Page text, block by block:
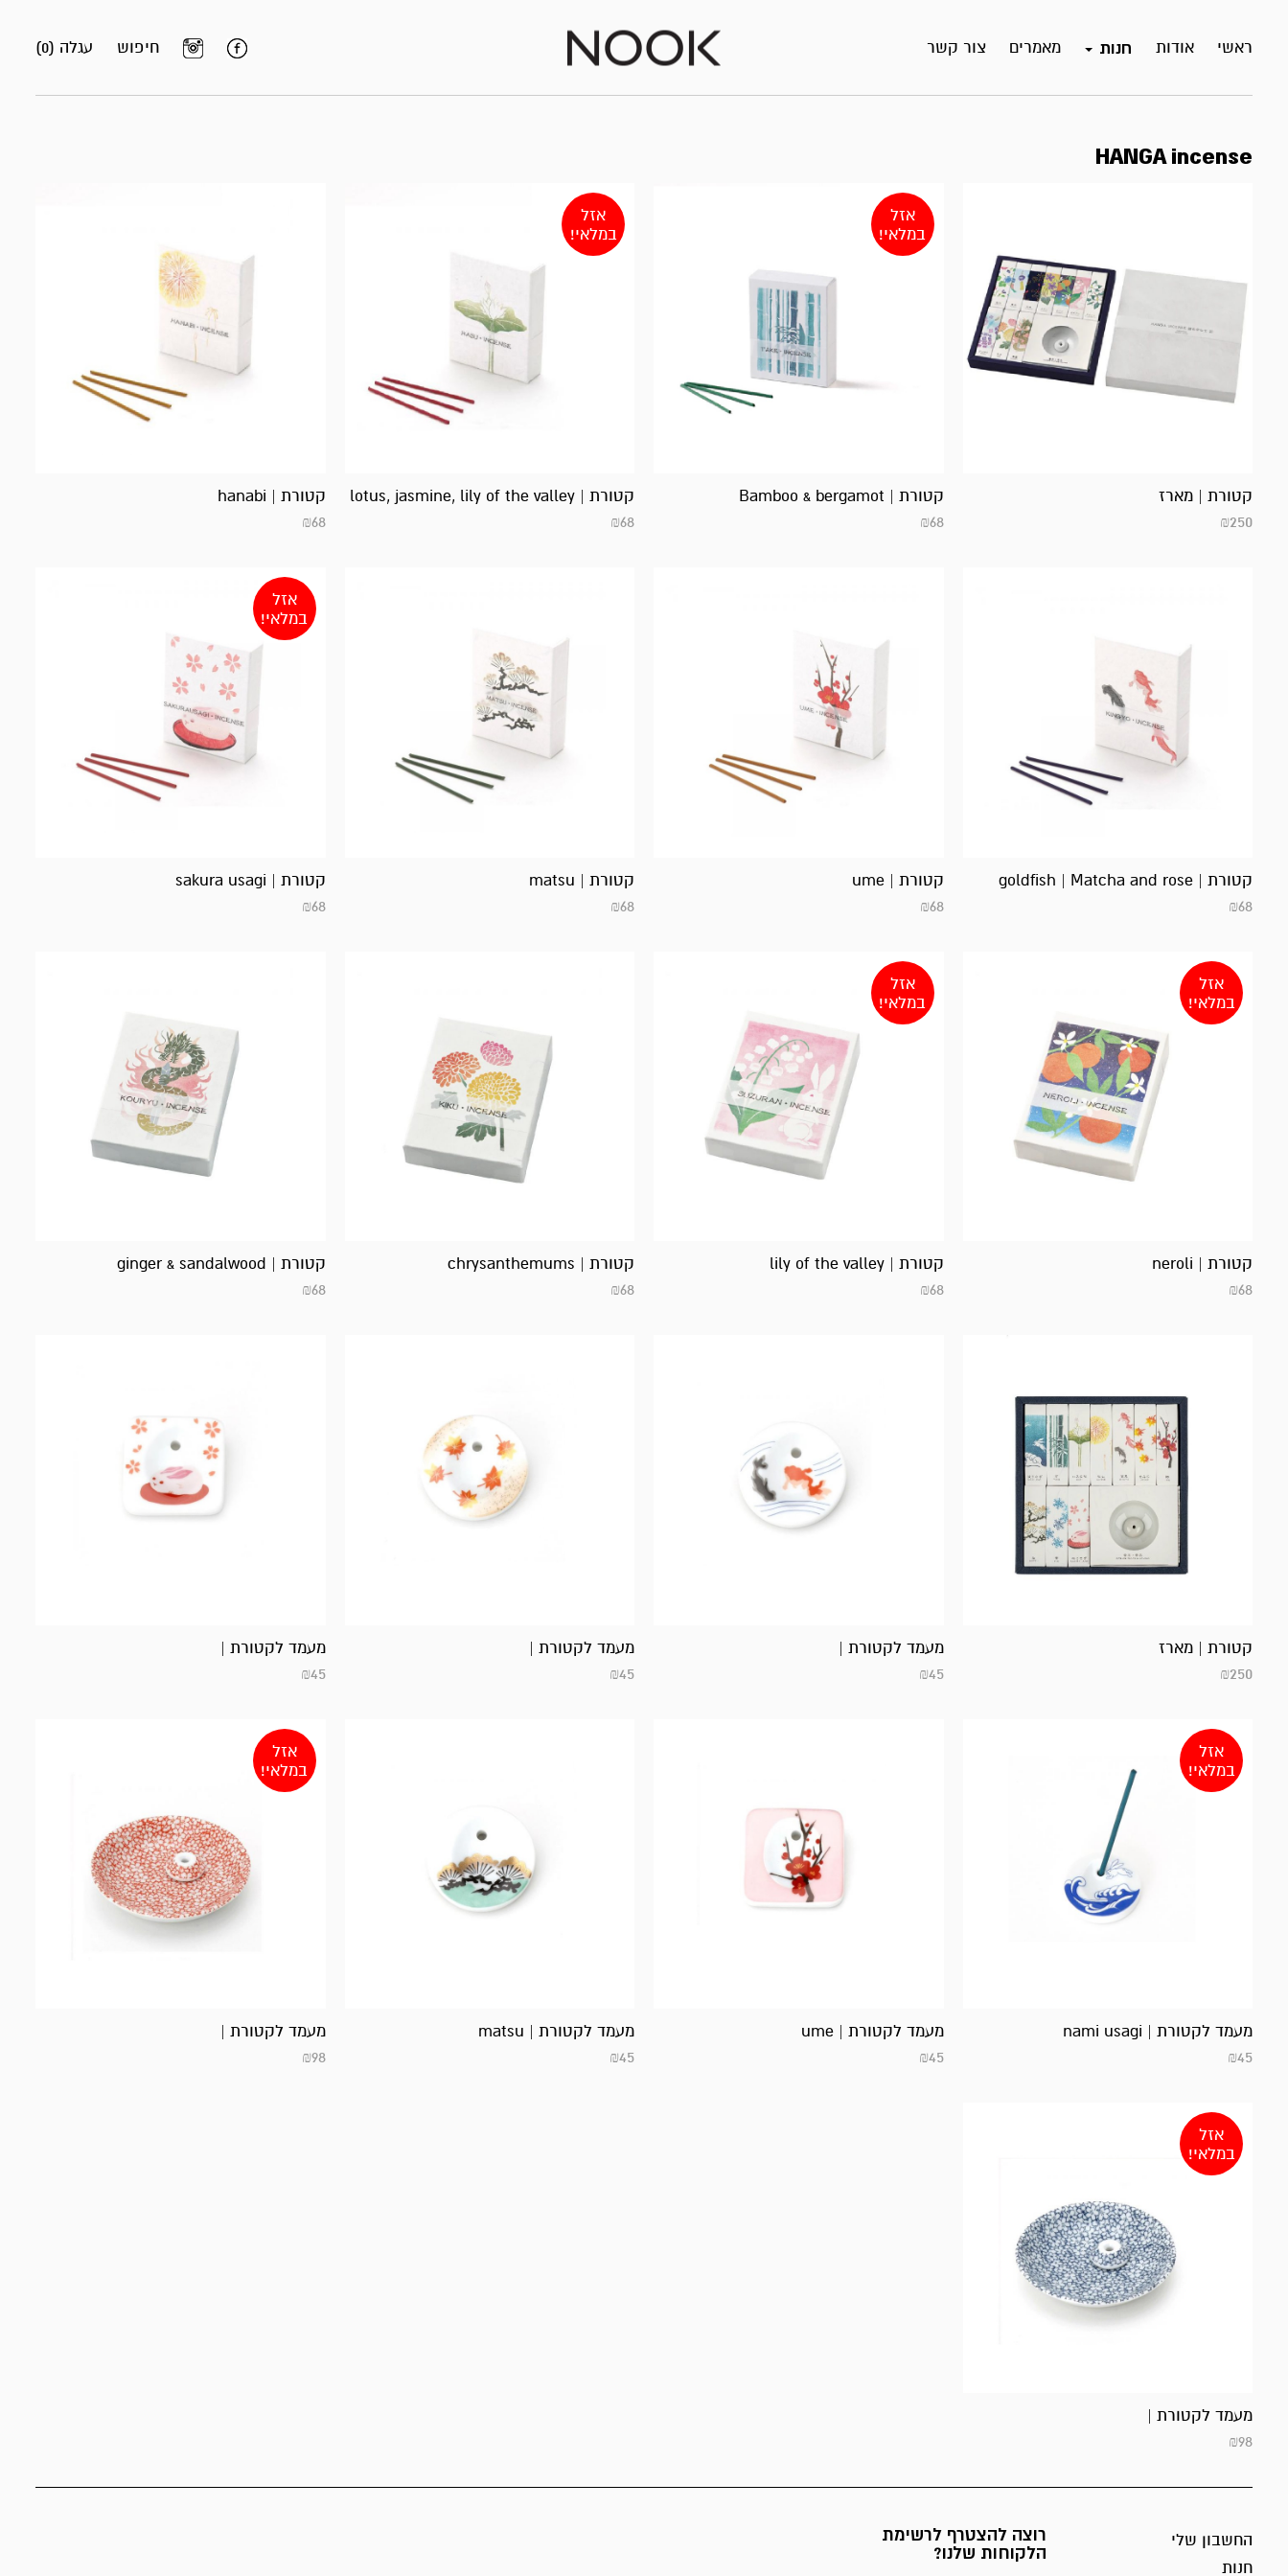
ראשי אודות חנות מאמרים צור קשר עגלה (0) חיפוש
HANGA incense
קטורת | מארז
₪250
אזל
במלאי!
קטורת | Bamboo & bergamot
₪68
אזל
במלאי!
קטורת | lotus, jasmine, lily of the valley
₪68
קטורת | hanabi
₪68
קטורת | goldfish | Matcha and rose
₪68
קטורת | ume
₪68
קטורת | matsu
₪68
אזל
במלאי!
קטורת | sakura usagi
₪68
אזל
במלאי!
קטורת | neroli
₪68
אזל
במלאי!
קטורת | lily of the valley
₪68
קטורת | chrysanthemums
₪68
קטורת | ginger & sandalwood
₪68
קטורת | מארז
₪250
מעמד לקטורת |
₪45
מעמד לקטורת |
₪45
מעמד לקטורת |
₪45
אזל
במלאי!
מעמד לקטורת | nami usagi
₪45
מעמד לקטורת | ume
₪45
מעמד לקטורת | matsu
₪45
אזל
במלאי!
מעמד לקטורת |
₪98
אזל
במלאי!
מעמד לקטורת |
₪98
החשבון שלי
חנות
רוצה להצטרף לרשימת
הלקוחות שלנו?